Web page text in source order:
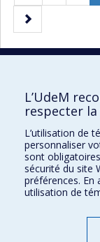
précédente
Page
suivante
Faculté
Pavillon Marie-Victorin
90, avenue Vincent-
Montréal (Québec)
L’UdeM
respecter
L’utilisation de
personnaliser
sont
sécurité du site
préférences.
utilisation de